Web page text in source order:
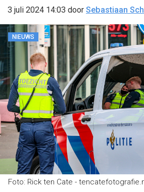
3 juli 2024 14:03 door Sebastiaan
NIEUWS
Foto: Rick ten Cate -